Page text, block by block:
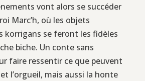
vont alors se succéder
Marc’h, où les objets
korrigans se feront les fidèles
biche. Un conte sans
faire ressentir ce que peuvent
l’orgueil, mais aussi la honte